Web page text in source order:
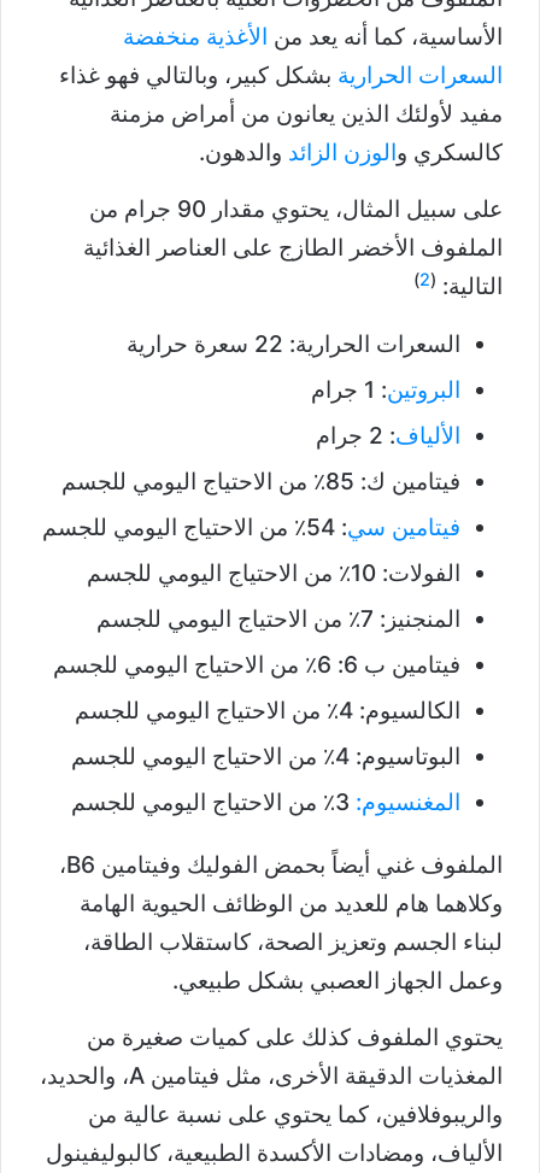
الأساسية، كما أنه يعد من الأغذية منخفضة
السعرات الحرارية بشكل كبير، وبالتالي فهو غذاء
مفيد لأولئك الذين يعانون من أمراض مزمنة
كالسكري والوزن الزائد والدهون.
على سبيل المثال، يحتوي مقدار 90 جرام من
الملفوف الأخضر الطازج على العناصر الغذائية
التالية: (
2
)
السعرات الحرارية: 22 سعرة حرارية
البروتين: 1 جرام
الألياف: 2 جرام
فيتامين ك: 85٪ من الاحتياج اليومي للجسم
فيتامين سي: 54٪ من الاحتياج اليومي للجسم
الفولات: 10٪ من الاحتياج اليومي للجسم
المنجنيز: 7٪ من الاحتياج اليومي للجسم
فيتامين ب 6: 6٪ من الاحتياج اليومي للجسم
الكالسيوم: 4٪ من الاحتياج اليومي للجسم
البوتاسيوم: 4٪ من الاحتياج اليومي للجسم
المغنسيوم:
الملفوف غني أيضاً بحمض الفوليك وفيتامين B6،
وكلاهما هام للعديد من الوظائف الحيوية الهامة
لبناء الجسم وتعزيز الصحة، كاستقلاب الطاقة،
وعمل الجهاز العصبي بشكل طبيعي.
يحتوي الملفوف كذلك على كميات صغيرة من
المغذيات الدقيقة الأخرى، مثل فيتامين A، والحديد،
والريبوفلافين، كما يحتوي على نسبة عالية من
الألياف، ومضادات الأكسدة الطبيعية، كالبوليفينول